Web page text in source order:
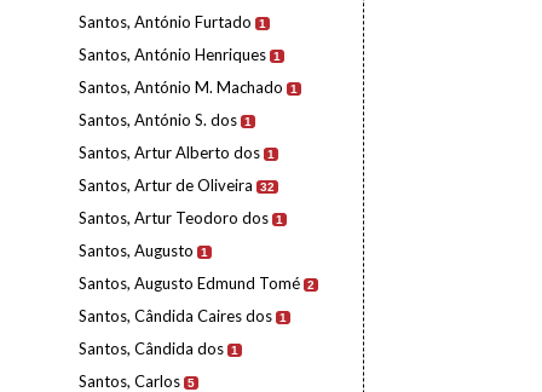
Santos, António Furtado 1
Santos, António Henriques 1
Santos, António M. Machado 1
Santos, António S. dos 1
Santos, Artur Alberto dos 1
Santos, Artur de Oliveira 32
Santos, Artur Teodoro dos 1
Santos, Augusto 1
Santos, Augusto Edmund Tomé 2
Santos, Cândida Caires dos 1
Santos, Cândida dos 1
Santos, Carlos 5